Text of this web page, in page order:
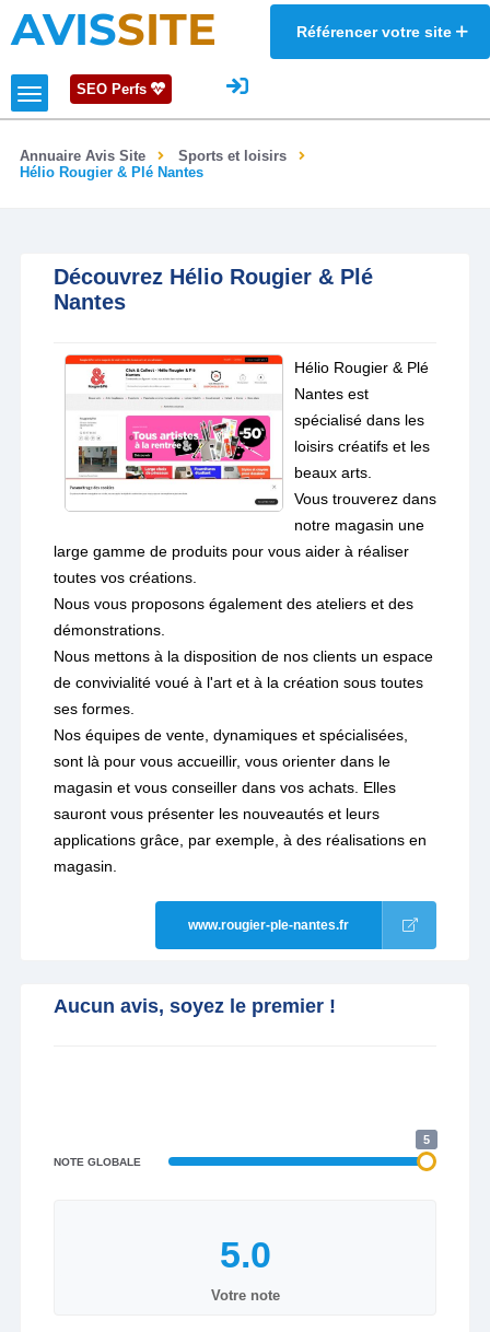
AVISSITE Référencer votre site
SEO Perfs
Annuaire Avis Site
Sports et loisirs
Hélio Rougier & Plé Nantes
Découvrez Hélio Rougier & Plé
Nantes
Hélio Rougier & Plé
Nantes est
spécialisé dans les
loisirs créatifs et les
beaux arts.
Vous trouverez dans
notre magasin une
large gamme de produits pour vous aider à réaliser
toutes vos créations.
Nous vous proposons également des ateliers et des
démonstrations.
Nous mettons à la disposition de nos clients un espace
de convivialité voué à l'art et à la création sous toutes
ses formes.
Nos équipes de vente, dynamiques et spécialisées,
sont là pour vous accueillir, vous orienter dans le
magasin et vous conseiller dans vos achats. Elles
sauront vous présenter les nouveautés et leurs
applications grâce, par exemple, à des réalisations en
magasin.
www.rougier-ple-nantes.fr
Aucun avis, soyez le premier !
NOTE GLOBALE
5
Votre note